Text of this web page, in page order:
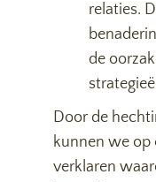
relaties.
de
Door de
kunnen we op
verklaren